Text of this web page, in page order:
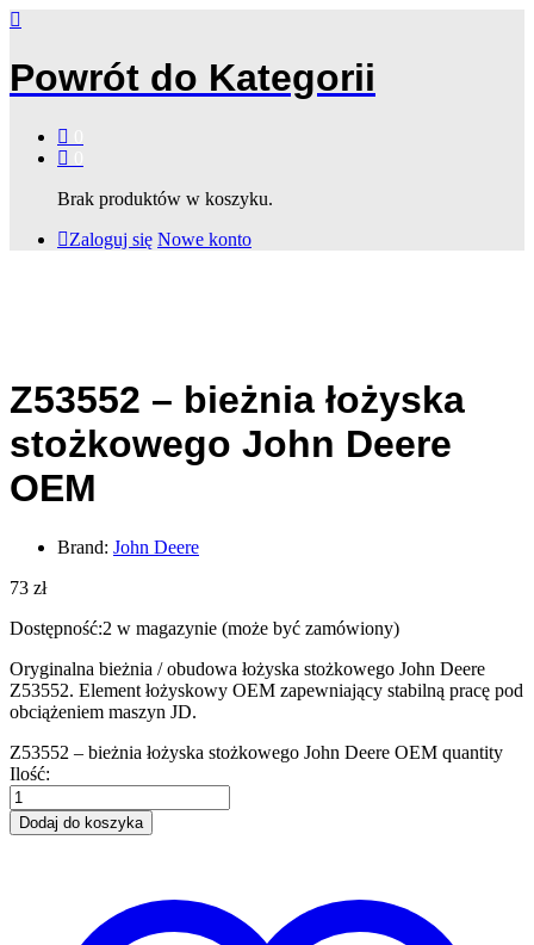
Powrót do Kategorii
Brak produktów w koszyku.
Zaloguj się Nowe konto
Z53552 – bieżnia łożyska
stożkowego John Deere
OEM
Brand: John Deere
73 zł
Dostępność:2 w magazynie (może być zamówiony)
Oryginalna bieżnia / obudowa łożyska stożkowego John Deere
Z53552. Element łożyskowy OEM zapewniający stabilną pracę pod
obciążeniem maszyn JD.
Z53552 – bieżnia łożyska stożkowego John Deere OEM quantity
Ilość:
Dodaj do koszyka